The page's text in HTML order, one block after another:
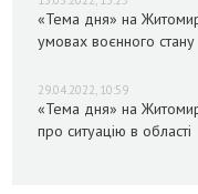
«Тема дня» на
умовах воєнного стану
29.04.2022, 10:59
«Тема дня» на
про ситуацію в області